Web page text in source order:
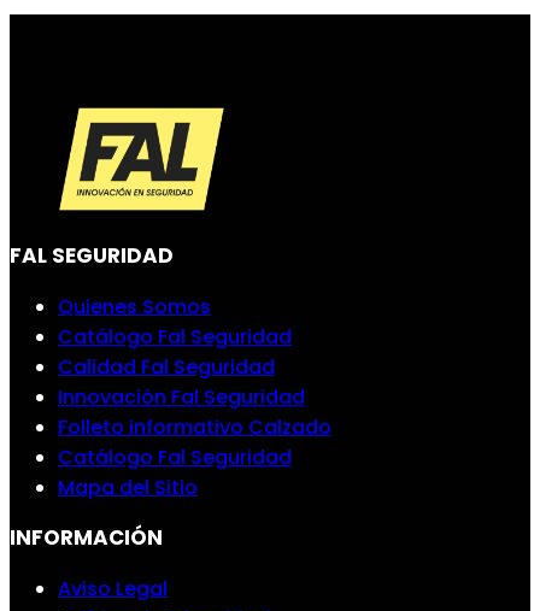
FAL SEGURIDAD
Quienes Somos
Catálogo Fal Seguridad
Calidad Fal Seguridad
Innovación Fal Seguridad
Folleto informativo Calzado
Catálogo Fal Seguridad
Mapa del Sitio
INFORMACIÓN
Aviso Legal